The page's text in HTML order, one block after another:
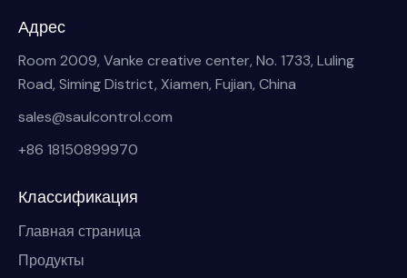
Адрес
Room 2009, Vanke creative center, No. 1733, Luling
Road, Siming District, Xiamen, Fujian, China
sales@saulcontrol.com
+86 18150899970
Классификация
Главная страница
Продукты